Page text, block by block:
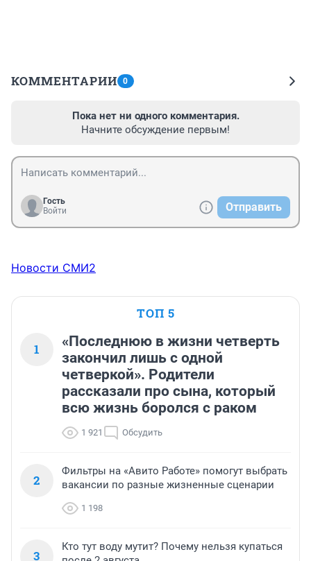
КОММЕНТАРИИ 0
Пока нет ни одного комментария.
Начните обсуждение первым!
Гость
Войти
Отправить
Новости СМИ2
ТОП 5
1
«Последнюю в жизни четверть
закончил лишь с одной
четверкой». Родители
рассказали про сына, который
всю жизнь боролся с раком
1 921 Обсудить
2
Фильтры на «Авито Работе» помогут выбрать
вакансии по разные жизненные сценарии
1 198
3
Кто тут воду мутит? Почему нельзя купаться